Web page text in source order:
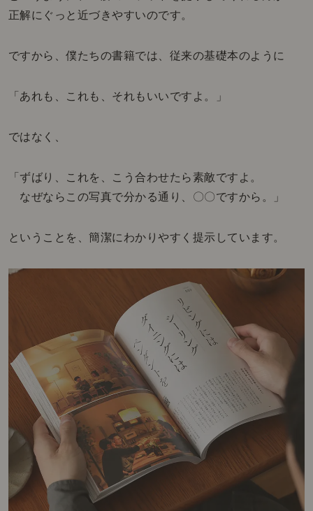
正解にぐっと近づきやすいのです。
ですから、僕たちの書籍では、従来の基礎本のように
「あれも、これも、それもいいですよ。」
ではなく、
「ずばり、これを、こう合わせたら素敵ですよ。
なぜならこの写真で分かる通り、〇〇ですから。」
ということを、簡潔にわかりやすく提示しています。